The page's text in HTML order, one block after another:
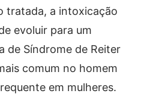
tratada, a intoxicação
evoluir para um
de Síndrome de Reiter
comum no homem
em mulheres.